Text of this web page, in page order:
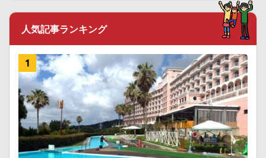
人気記事ランキング